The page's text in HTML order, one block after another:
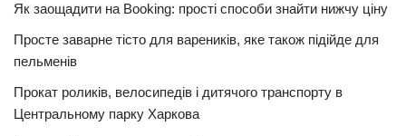
Як заощадити на Booking: прості способи знайти нижчу ціну
Просте заварне тісто для вареників, яке також підійде для
пельменів
Прокат роликів, велосипедів і дитячого транспорту в
Центральному парку Харкова